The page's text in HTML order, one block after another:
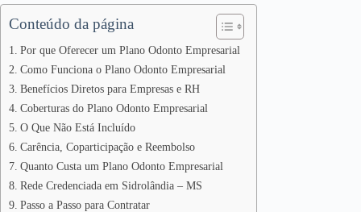
Conteúdo da página
Por que Oferecer um Plano Odonto Empresarial
Como Funciona o Plano Odonto Empresarial
Benefícios Diretos para Empresas e RH
Coberturas do Plano Odonto Empresarial
O Que Não Está Incluído
Carência, Coparticipação e Reembolso
Quanto Custa um Plano Odonto Empresarial
Rede Credenciada em Sidrolândia – MS
Passo a Passo para Contratar